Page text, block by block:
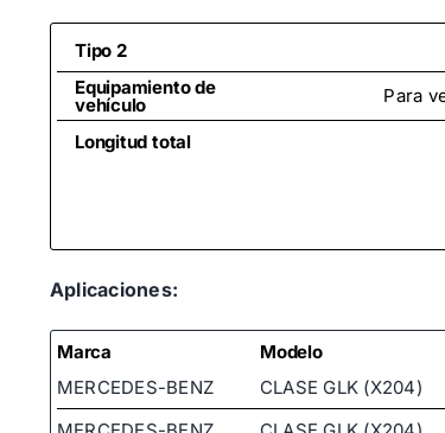
Tipo 2
Equipamiento de
vehículo Para
Longitud total
Aplicaciones:
Marca Modelo
MERCEDES-BENZ
CLASE GLK (X204)